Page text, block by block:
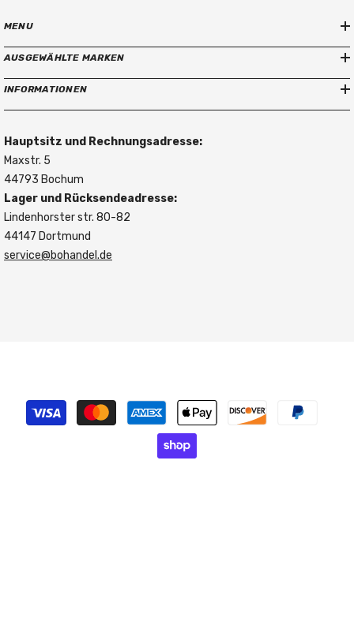
MENU
AUSGEWÄHLTE MARKEN
INFORMATIONEN
Hauptsitz und Rechnungsadresse:
Maxstr. 5
44793 Bochum
Lager und Rücksendeadresse:
Lindenhorster str. 80-82
44147 Dortmund
service@bohandel.de
Payment
methods